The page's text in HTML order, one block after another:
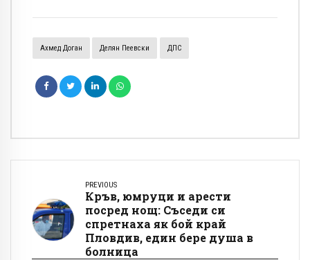
Ахмед Доган Делян Пеевски ДПС
PREVIOUS
Кръв, юмруци и арести
посред нощ: Съседи си
спретнаха як бой край
Пловдив, един бере душа в
болница